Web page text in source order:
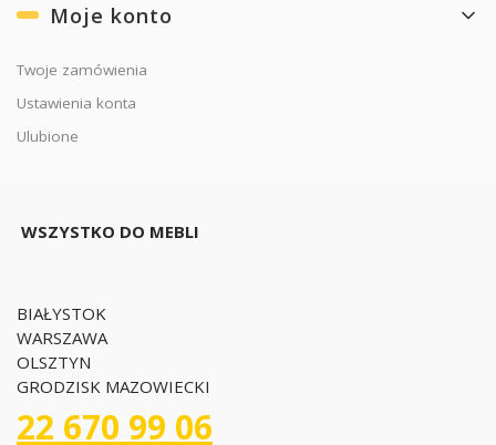
Moje konto
Twoje zamówienia
Ustawienia konta
Ulubione
WSZYSTKO DO MEBLI
BIAŁYSTOK
WARSZAWA
OLSZTYN
GRODZISK MAZOWIECKI
22 670 99 06